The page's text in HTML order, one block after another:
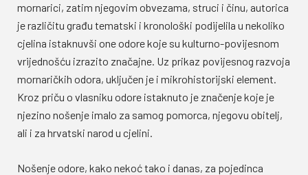
mornarici, zatim njegovim obvezama, struci i činu, autorica
je različitu građu tematski i kronološki podijelila u nekoliko
cjelina istaknuvši one odore koje su kulturno-povijesnom
vrijednošću izrazito značajne. Uz prikaz povijesnog razvoja
mornaričkih odora, uključen je i mikrohistorijski element.
Kroz priču o vlasniku odore istaknuto je značenje koje je
njezino nošenje imalo za samog pomorca, njegovu obitelj,
ali i za hrvatski narod u cjelini.
Nošenje odore, kako nekoć tako i danas, za pojedinca